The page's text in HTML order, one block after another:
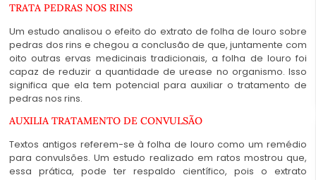
TRATA PEDRAS NOS RINS
Um estudo analisou o efeito do extrato de folha de louro sobre
pedras dos rins e chegou a conclusão de que, juntamente com
oito outras ervas medicinais tradicionais, afolha de louro foi
capaz de reduzir a quantidade de urease no organismo. Isso
significa que ela tem potencial para auxiliar o tratamento de
pedras nos rins.
AUXILIA TRATAMENTO DE CONVULSÃO
Textos antigos referem-se àfolha de louro como um remédio
para convulsões. Um estudo realizado em ratos mostrou que,
essa prática, pode ter respaldo científico, pois o extrato